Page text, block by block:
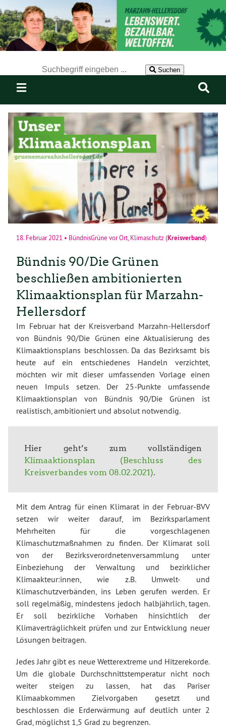
Suchen
18. Februar 2021 • BündnisGrüne vor Ort Klimaschutz(Kreisverband)
Bündnis 90/Die Grünen
beschließen ambitionierten
Klimaaktionsplan für Marzahn-
Hellersdorf
Im Februar hat der Kreisverband Marzahn-Hellersdorf
von Bündnis 90/Die Grünen eine Aktualisierung des
Klimaaktionsplans beschlossen. Da das Bezirksamt bis
heute auf ein entschiedenes Handeln verzichtet,
möchten wir mit dieser umfassenden Vorlage einen
neuen Impuls setzen. Der 25-Punkte umfassende
Klimaaktionsplan von Bündnis 90/Die Grünen ist
realistisch, ambitioniert und absolut notwendig.
Hier geht’s zum vollständigen
Klimaaktionsplan (Beschluss des
Kreisverbandes vom 08.02.2021).
Mit dem Antrag für einen Klimarat in der Februar-BVV
setzen wir weiter darauf, im Bezirksparlament
Mehrheiten für die vorgeschlagenen
Klimaschutzmaßnahmen zu finden. Der Klimarat soll
von der Bezirksverordnetenversammlung unter
Einbeziehung der Verwaltung und bezirklicher
Klimaakteur:innen, wie z.B. Umwelt- und
Klimaschutzverbänden, ins Leben gerufen werden. Er
soll regelmäßig, mindestens jedoch halbjährlich, tagen.
Er soll bezirkliche Vorhaben hinsichtlich der
Klimaverträglichkeit prüfen und zur Entwicklung neuer
Lösungen beitragen.
Jedes Jahr gibt es neue Wetterextreme und Hitzerekorde.
Um die globale Durchschnittstemperatur nicht noch
weiter steigen zu lassen, hat das Pariser
Klimaabkommen Zielvorgaben gesetzt und
beschlossen die Erderwärmung auf deutlich unter 2
Grad, möglichst 1,5 Grad zu begrenzen.